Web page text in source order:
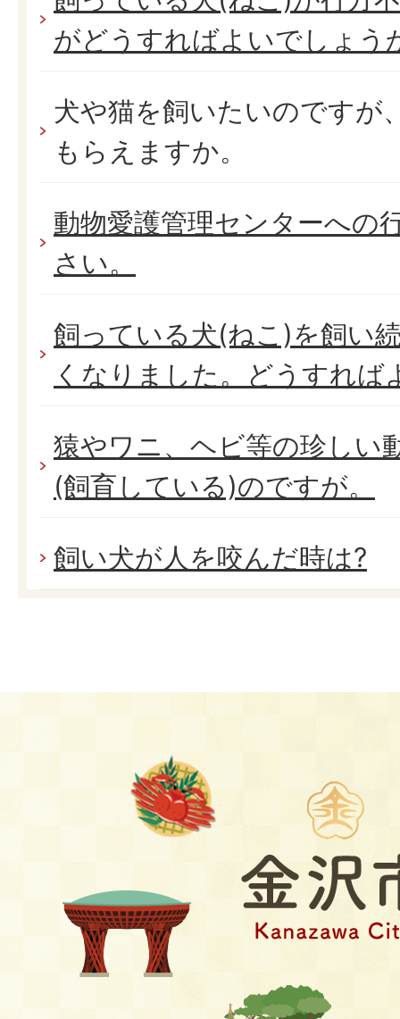
がどうすればよいでしょう
犬や猫を飼いたいのですが
もらえますか。
動物愛護管理センターへの
さい。
飼っている犬(ねこ)を飼い
くなりました。どうすれば
猿やワニ、ヘビ等の珍しい
(飼育している)のですが。
飼い犬が人を咬んだ時は?